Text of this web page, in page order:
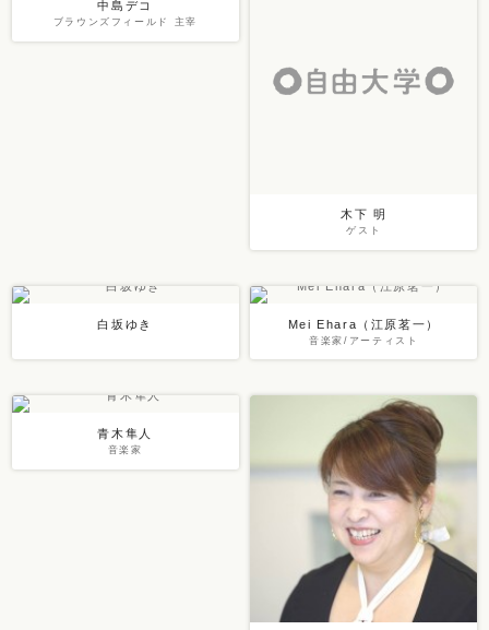
中島デコ
ブラウンズフィールド 主宰
木下 明
ゲスト
白坂ゆき Mei Ehara（江原茗一）
音楽家/アーティスト
青木隼人
音楽家